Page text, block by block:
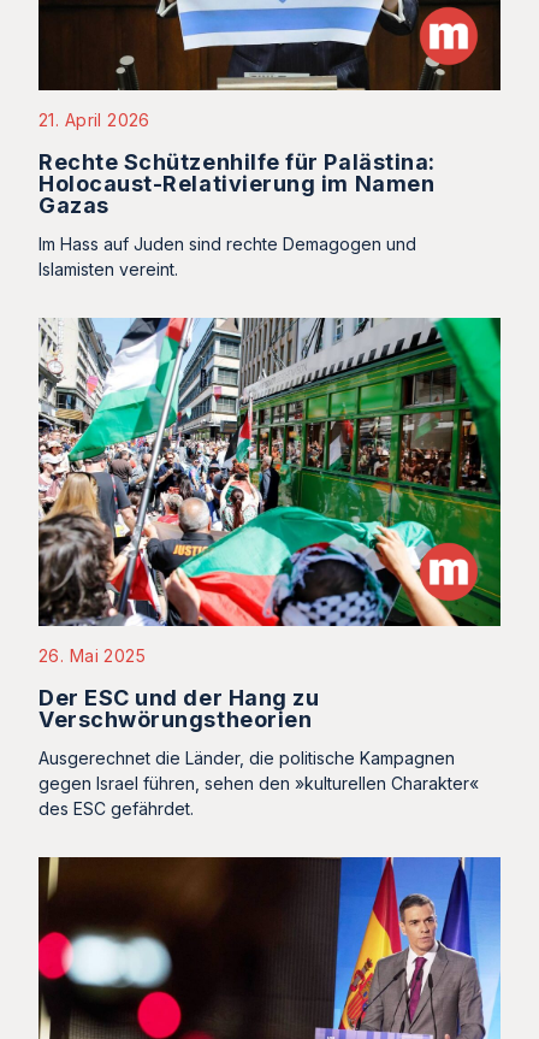
21. April 2026
Rechte Schützenhilfe für Palästina:
Holocaust-Relativierung im Namen
Gazas
Im Hass auf Juden sind rechte Demagogen und
Islamisten vereint.
26. Mai 2025
Der ESC und der Hang zu
Verschwörungstheorien
Ausgerechnet die Länder, die politische Kampagnen
gegen Israel führen, sehen den »kulturellen Charakter«
des ESC gefährdet.